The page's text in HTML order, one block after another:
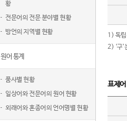
황
전문어의 전문 분야별 현황
방언의 지역별 현황
원어 통계
품사별 현황
일상어와 전문어의 원어 현황
외래어와 혼종어의 언어명별 현황
1) 독립
2) ‘구
표제